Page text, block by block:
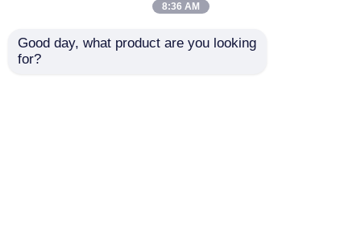
8:36 AM
Good day, what product are you looking
for?